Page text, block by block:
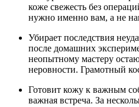
коже свежесть без
нужно именно вам, а не
Убирает последствия
после домашних
неопытному мастеру
неровности. Грамотный
Готовит кожу к важным
важная встреча. За